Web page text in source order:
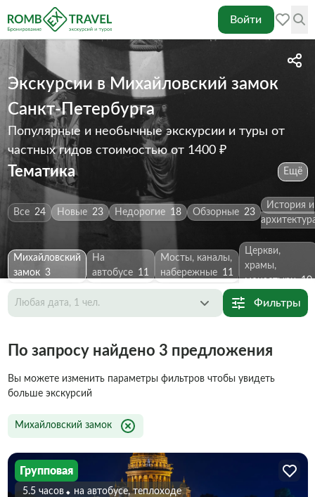
Войти
Экскурсии в Михайловский замок
Санкт-Петербурга
Популярные и необычные экскурсии и туры от
частных гидов стоимостью от 1400 ₽
Тематика Ещё
Все 24 Новые 23 Недорогие 18 Обзорные 23
История и
Михайловский
замок 3
На
автобусе
11
Мосты, каналы,
набережные
11
Церкви,
храмы,
монастыри 10
Любая дата, 1 чел. Фильтры
По запросу найдено 3 предложения
Вы можете изменить параметры фильтров чтобы увидеть
больше экскурсий
Михайловский замок
Групповая
5.5 часов На автобусе, теплоходе